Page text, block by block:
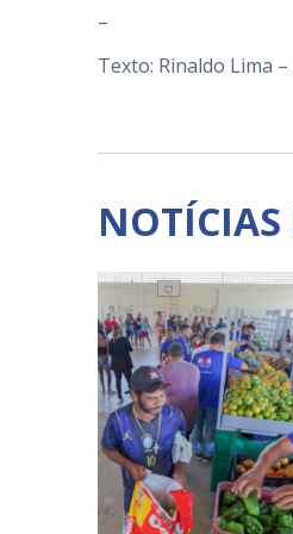
–
Texto: Rinaldo Lima